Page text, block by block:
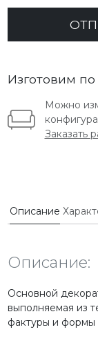
Изготовим
Можно
Заказать
Описание
Описание:
Основной
выполняемая из
фактуры и формы